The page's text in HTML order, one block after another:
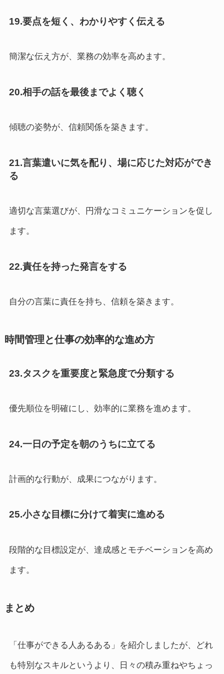
19.要点を短く、わかりやすく伝える
簡潔な伝え方が、業務の効率を高めます。
20.相手の話を最後までよく聴く
傾聴の姿勢が、信頼関係を築きます。
21.言葉遣いに気を配り、場に応じた対応ができ
る
適切な言葉選びが、円滑なコミュニケーションを促し
ます。
22.責任を持った発言をする
自分の言葉に責任を持ち、信頼を築きます。
時間管理と仕事の効率的な進め方
23.タスクを重要度と緊急度で分類する
優先順位を明確にし、効率的に業務を進めます。
24.一日の予定を朝のうちに立てる
計画的な行動が、成果につながります。
25.小さな目標に分けて着実に進める
段階的な目標設定が、達成感とモチベーションを高め
ます。
まとめ
「仕事ができる人あるある」を紹介しましたが、どれ
も特別なスキルというより、日々の積み重ねやちょっ